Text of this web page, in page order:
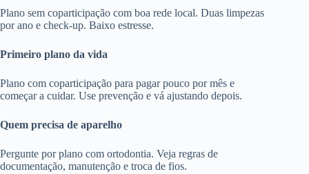
Plano sem coparticipação com boa rede local. Duas limpezas
por ano e check-up. Baixo estresse.
Primeiro plano da vida
Plano com coparticipação para pagar pouco por mês e
começar a cuidar. Use prevenção e vá ajustando depois.
Quem precisa de aparelho
Pergunte por plano com ortodontia. Veja regras de
documentação, manutenção e troca de fios.